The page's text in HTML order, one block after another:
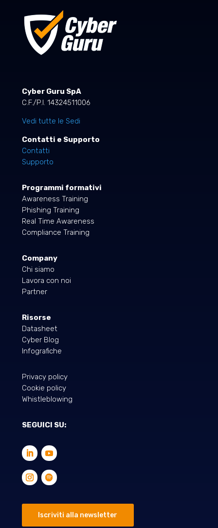
Cyber Guru SpA
C.F./P.I. 14324511006
Vedi tutte le Sedi
Contatti e Supporto
Contatti
Supporto
Programmi formativi
Awareness Training
Phishing Training
Real Time Awareness
Compliance Training
Company
Chi siamo
Lavora con noi
Partner
Risorse
Datasheet
Cyber Blog
Infografiche
Privacy policy
Cookie policy
Whistleblowing
SEGUICI SU:
Iscriviti alla newsletter